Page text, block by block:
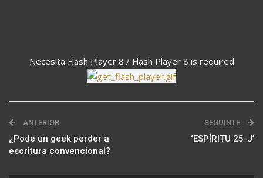
Necesita Flash Player 8 / Flash Player 8 is required
ANTERIOR
¿Pode un geek perder a
escritura convencional?
SEGUINTE
‘ESPÍRITU 25-J’